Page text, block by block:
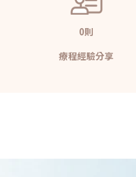
0則
療程經驗分享